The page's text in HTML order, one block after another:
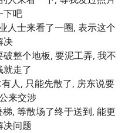
下吧
人士来看了一圈, 表示这个
决
整个地板, 要泥工弄, 我不
走了
人, 只能先散了, 房东说要
来交涉
, 等散场了终于送到, 能更
决问题